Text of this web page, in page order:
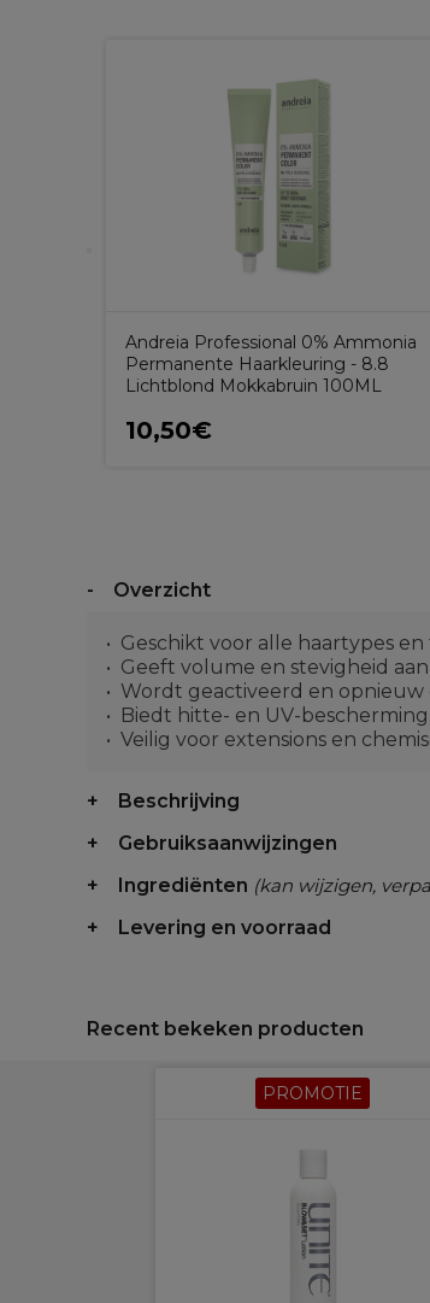
Andreia Professional 0% Ammonia
Permanente Haarkleuring - 8.8
Lichtblond Mokkabruin 100ML
10,50€
Overzicht
Geschikt voor alle haartypes
Geeft volume en stevigheid aan
Wordt geactiveerd en
Biedt hitte- en UV-bescherming.
Veilig voor extensions en
Beschrijving
Gebruiksaanwijzingen
Ingrediënten (kan wijzigen,
Levering en voorraad
Recent bekeken producten
PROMOTIE